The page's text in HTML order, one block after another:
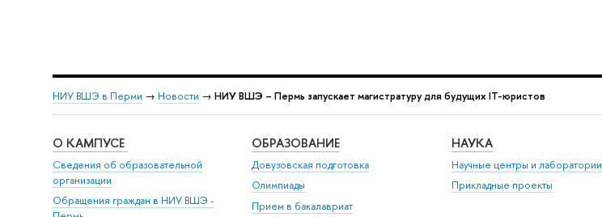
НИУ ВШЭ в Перми → Новости → НИУ ВШЭ – Пермь запускает магистратуру для будущих IT-юристов
О КАМПУСЕ
Сведения об образовательной
организации
Обращения граждан в НИУ ВШЭ -
ОБРАЗОВАНИЕ
Довузовская подготовка
Олимпиады
Прием в бакалавриат
НАУКА
Научные центры и лаборатории
Прикладные проекты